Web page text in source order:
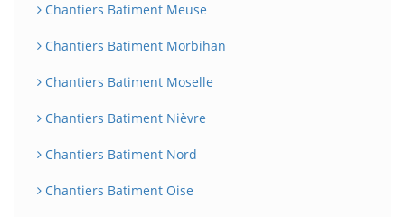
Chantiers Batiment Meuse
Chantiers Batiment Morbihan
Chantiers Batiment Moselle
Chantiers Batiment Nièvre
Chantiers Batiment Nord
Chantiers Batiment Oise